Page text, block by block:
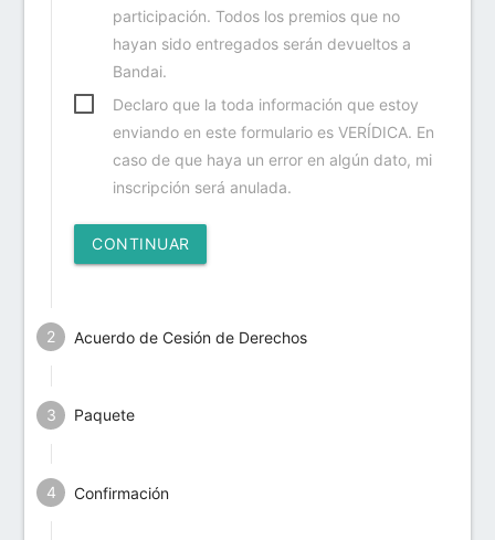
participación. Todos los premios que no
hayan sido entregados serán devueltos a
Bandai.
Declaro que la toda información que estoy
enviando en este formulario es VERÍDICA. En
caso de que haya un error en algún dato, mi
inscripción será anulada.
CONTINUAR
Acuerdo de Cesión de Derechos
Paquete
Confirmación